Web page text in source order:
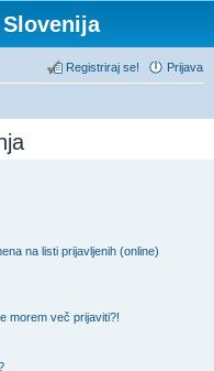
Prijava
Registriraj se!
na listi prijavljenih (online)
morem več prijaviti?!